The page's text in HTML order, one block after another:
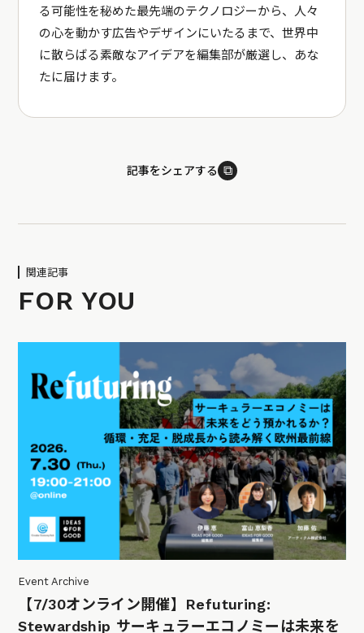
る可能性を秘めた最先端のテクノロジーから、人々
の心を動かす広告やデザインにいたるまで、世界中
に散らばる素敵なアイデアを編集部が厳選し、あな
たに届けます。
記事をシェアする ⧉
関連記事
FOR YOU
Event Archive
【7/30オンライン開催】Refuturing:
Stewardship サーキュラーエコノミーは未来を